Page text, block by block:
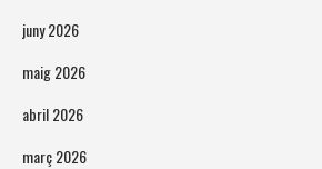
juny 2026
maig 2026
abril 2026
març 2026